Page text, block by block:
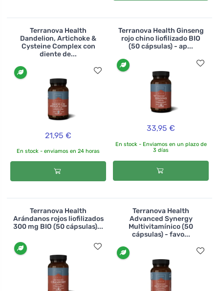
Terranova Health
Dandelion, Artichoke &
Cysteine Complex con
diente de...
21,95 €
En stock - enviamos en 24 horas
Terranova Health Ginseng
rojo chino liofilizado BIO
(50 cápsulas) - ap...
33,95 €
En stock - Enviamos en un plazo de
3 días
Terranova Health
Arándanos rojos liofilizados
300 mg BIO (50 cápsulas)...
Terranova Health
Advanced Synergy
Multivitamínico (50
cápsulas) - favo...